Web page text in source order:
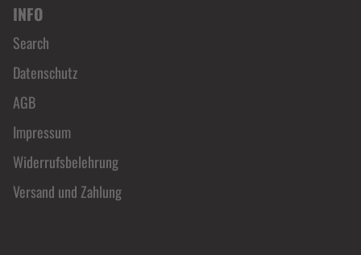
INFO
Search
Datenschutz
AGB
Impressum
Widerrufsbelehrung
Versand und Zahlung